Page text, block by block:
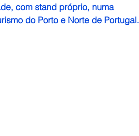
com stand próprio, numa
do Porto e Norte de Portugal.